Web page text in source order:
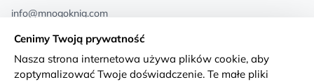
info@mnogoknig.com
Rīga, Augusta Deglava 69d, LV-1082
Cenimy Twoją prywatność
Nasza strona internetowa używa plików cookie, aby
zoptymalizować Twoje doświadczenie. Te małe pliki